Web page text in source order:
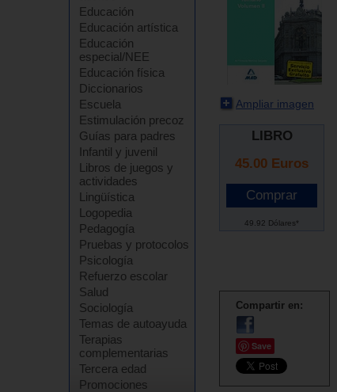
Educación
Educación artística
Educación
especial/NEE
Educación física
Diccionarios
Escuela
Estimulación precoz
Guías para padres
Infantil y juvenil
Libros de juegos y
actividades
Lingüística
Logopedia
Pedagogía
Pruebas y protocolos
Psicología
Refuerzo escolar
Salud
Sociología
Temas de autoayuda
Terapias
complementarias
Tercera edad
Promociones
Ampliar imagen
LIBRO
45.00 Euros
49.92 Dólares*
Compartir en:
Save